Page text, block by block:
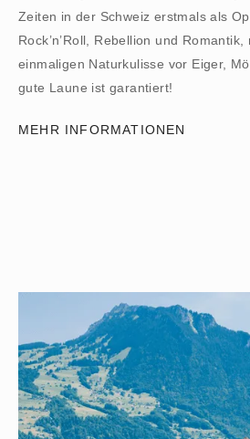
Zeiten in der Schweiz erstmals als
Rock’n’Roll, Rebellion und
einmaligen Naturkulisse vor Eiger,
gute Laune ist garantiert!
MEHR INFORMATIONEN